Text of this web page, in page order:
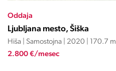
Oddaja
Ljubljana mesto, Šiška
Hiša | Samostojna | 2020 | 170.7 m
2.800 €/mesec